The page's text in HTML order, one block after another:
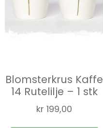
Blomsterkrus Kaffe
14 Rutelilje – 1 stk
kr 199,00